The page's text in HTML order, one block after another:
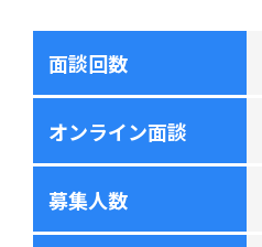
面談回数
オンライン面談
募集人数